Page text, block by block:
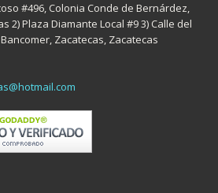
#496, Colonia Conde de Bernárdez,
2) Plaza Diamante Local #9 3) Calle del
Zacatecas, Zacatecas